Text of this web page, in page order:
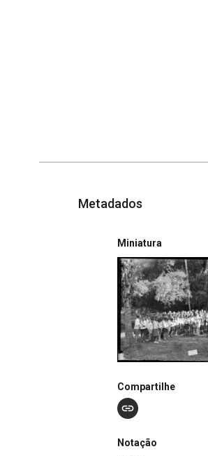
Metadados
Miniatura
Compartilhe
Notação